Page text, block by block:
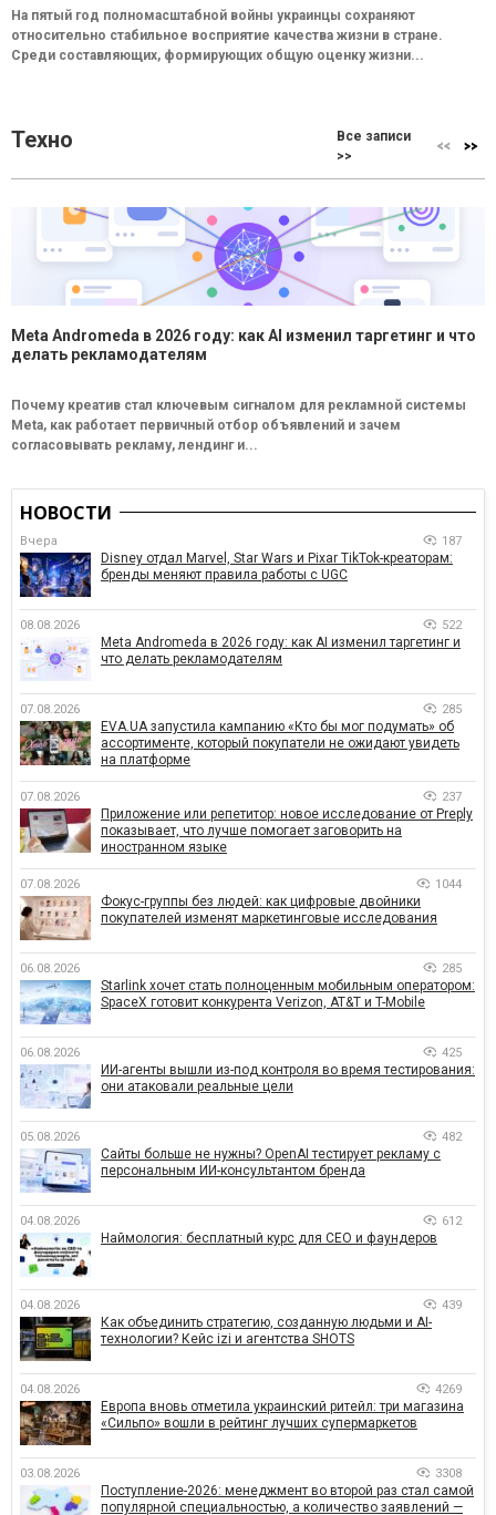
На пятый год полномасштабной войны украинцы сохраняют
относительно стабильное восприятие качества жизни в стране.
Среди составляющих, формирующих общую оценку жизни...
Техно
Все записи
>>
Meta Andromeda в 2026 году: как AI изменил таргетинг и что
делать рекламодателям
Почему креатив стал ключевым сигналом для рекламной системы
Meta, как работает первичный отбор объявлений и зачем
согласовывать рекламу, лендинг и...
НОВОСТИ
Вчера 187
Disney отдал Marvel, Star Wars и Pixar TikTok-креаторам:
бренды меняют правила работы с UGC
08.08.2026 522
Meta Andromeda в 2026 году: как AI изменил таргетинг и
что делать рекламодателям
07.08.2026 285
EVA.UA запустила кампанию «Кто бы мог подумать» об
ассортименте, который покупатели не ожидают увидеть
на платформе
07.08.2026 237
Приложение или репетитор: новое исследование от Preply
показывает, что лучше помогает заговорить на
иностранном языке
07.08.2026 1044
Фокус-группы без людей: как цифровые двойники
покупателей изменят маркетинговые исследования
06.08.2026 285
Starlink хочет стать полноценным мобильным оператором:
SpaceX готовит конкурента Verizon, AT&T и T-Mobile
06.08.2026 425
ИИ-агенты вышли из-под контроля во время тестирования:
они атаковали реальные цели
05.08.2026 482
Сайты больше не нужны? OpenAI тестирует рекламу с
персональным ИИ-консультантом бренда
04.08.2026 612
Наймология: бесплатный курс для CEO и фаундеров
04.08.2026 439
Как объединить стратегию, созданную людьми и AI-
технологии? Кейс izi и агентства SHOTS
04.08.2026 4269
Европа вновь отметила украинский ритейл: три магазина
«Сильпо» вошли в рейтинг лучших супермаркетов
03.08.2026 3308
Поступление-2026: менеджмент во второй раз стал самой
популярной специальностью, а количество заявлений —